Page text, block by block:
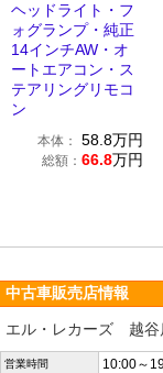
ヘッドライト・フ
ォグランプ・純正
14インチAW・オ
ートエアコン・ス
テアリングリモコ
ン
本体： 58.8万円
総額： 66.8万円
中古車販売店情報
エル・レカーズ 越谷
営業時間 10:00～